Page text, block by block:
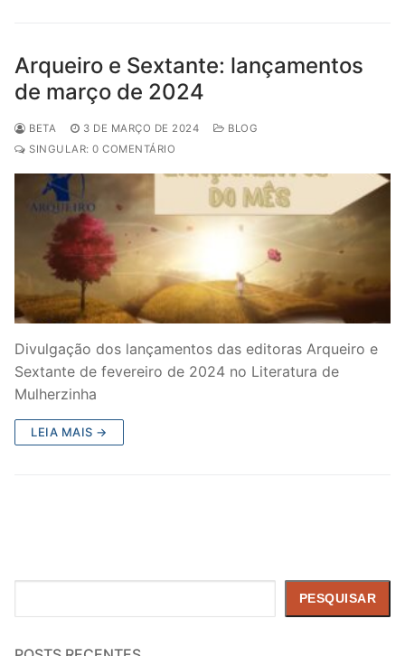
Arqueiro e Sextante: lançamentos
de março de 2024
BETA 3 DE MARÇO DE 2024
BLOG
SINGULAR: 0 COMENTÁRIO
Divulgação dos lançamentos das editoras Arqueiro e
Sextante de fevereiro de 2024 no Literatura de
Mulherzinha
LEIA MAIS →
PESQUISAR